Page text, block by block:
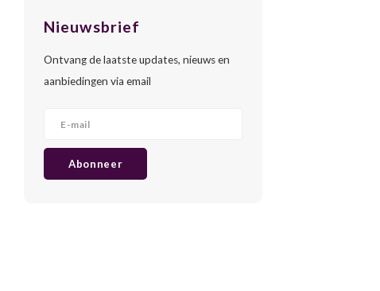
Nieuwsbrief
Ontvang de laatste updates, nieuws en
aanbiedingen via email
Abonneer